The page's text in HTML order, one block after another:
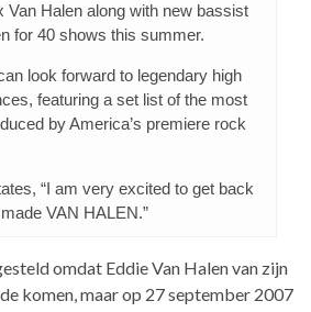
Van Halen along with new bassist
for 40 shows this summer.
look forward to legendary high
featuring a set list of the most
by America’s premiere rock
“I am very excited to get back
VAN HALEN.”
omdat Eddie Van Halen van zijn
komen, maar op 27 september 2007